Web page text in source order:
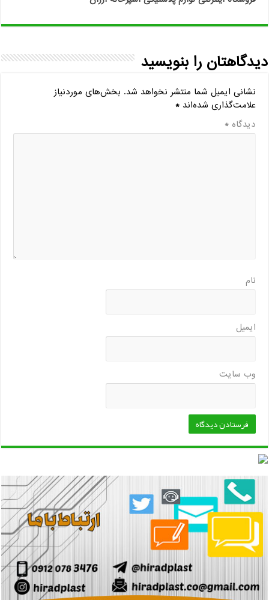
دیدگاهتان را بنویسید
نشانی ایمیل شما منتشر نخواهد شد. بخش‌های موردنیاز
علامت‌گذاری شده‌اند*
دیدگاه*
نام
ایمیل
وب‌ سایت